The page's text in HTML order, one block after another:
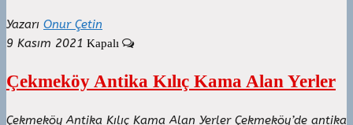
Yazarı Onur Çetin
9 Kasım 2021 Kapalı
Çekmeköy Antika Kılıç Kama Alan Yerler
Çekmeköy Antika Kılıç Kama Alan Yerler Çekmeköy’de antika